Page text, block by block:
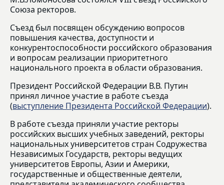
Союза ректоров.
Съезд был посвящен обсуждению вопросов
повышения качества, доступности и
конкурентоспособности российского образования
и вопросам реализации приоритетного
национального проекта в области образования.
Президент Российской Федерации В.В. Путин
принял личное участие в работе съезда
(выступление Президента Российской Федерации).
В работе съезда приняли участие ректоры
российских высших учебных заведений, ректоры
национальных университетов стран Содружества
Независимых Государств, ректоры ведущих
университетов Европы, Азии и Америки,
государственные и общественные деятели,